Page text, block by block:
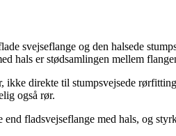
svejseflange og den halsede
hals er stødsamlingen mellem
direkte til stumpsvejsede
også rør.
end fladsvejseflange med hals, og